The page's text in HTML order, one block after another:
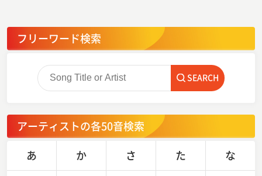
フリーワード検索
SEARCH
アーティストの各50音検索
あ
か さ た
な